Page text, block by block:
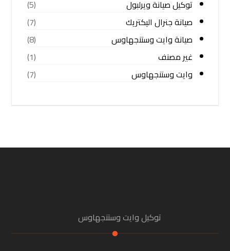
توكيل صيانة ويرلبول
(5)
صيانة جنرال اليكتريك
(7)
صيانة وايت وستنجهاوس
(8)
غير مصنف
(1)
وايت وستنجهاوس
(7)
توكيل وايت وستنجهاوس